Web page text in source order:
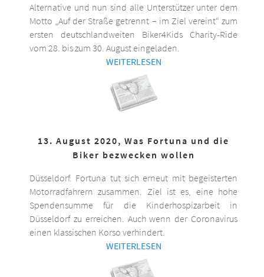
Alternative und nun sind alle Unterstützer unter dem
Motto „Auf der Straße getrennt – im Ziel vereint“ zum
ersten deutschlandweiten Biker4Kids Charity-Ride
vom 28. bis zum 30. August eingeladen.
WEITERLESEN
13. August 2020, Was Fortuna und die
Biker bezwecken wollen
Düsseldorf. Fortuna tut sich erneut mit begeisterten
Motorradfahrern zusammen. Ziel ist es, eine hohe
Spendensumme für die Kinderhospizarbeit in
Düsseldorf zu erreichen. Auch wenn der Coronavirus
einen klassischen Korso verhindert.
WEITERLESEN